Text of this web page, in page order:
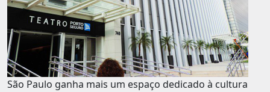
São Paulo ganha mais um espaço dedicado à cultura